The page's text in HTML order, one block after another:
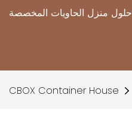
CBOX Container House